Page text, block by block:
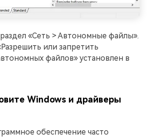
«Сеть > Автономные файлы».
или запретить
файлов» установлен в
Windows и драйверы
обеспечение часто